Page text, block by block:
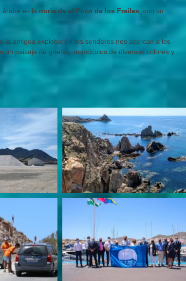
árabe es la noria de el Pozo de los Frailes , con su
la antigua explotación los senderos nos acercan a los
paisaje de grietas, montículos de diversos colores y